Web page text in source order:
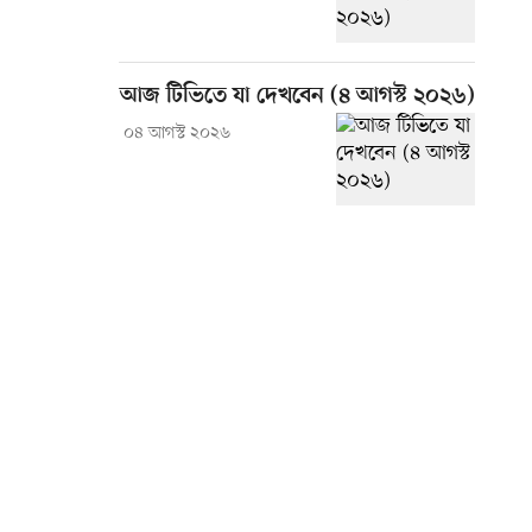
আজ টিভিতে যা দেখবেন (৪ আগস্ট ২০২৬)
০৪ আগস্ট ২০২৬